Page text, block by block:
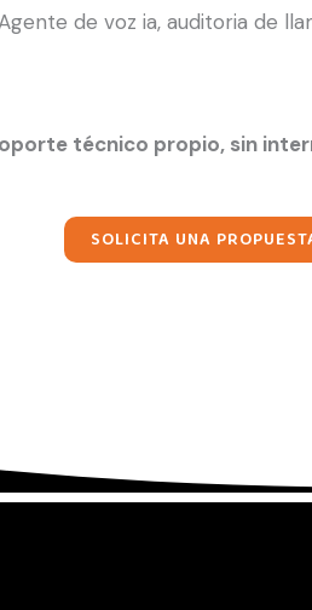
técnico propio, sin
SOLICITA UNA